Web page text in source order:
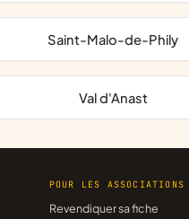
Saint-Malo-de-Phily
Val d'Anast
POUR LES ASSOCIATIONS
Revendiquer sa fiche